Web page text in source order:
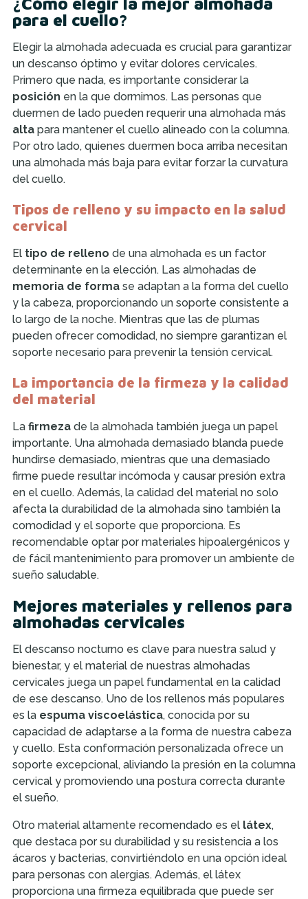
para el cuello?
Elegir la almohada adecuada es crucial para garantizar
un descanso óptimo y evitar dolores cervicales.
Primero que nada, es importante considerar la
posición en la que dormimos. Las personas que
duermen de lado pueden requerir una almohada más
alta para mantener el cuello alineado con la columna.
Por otro lado, quienes duermen boca arriba necesitan
una almohada más baja para evitar forzar la curvatura
del cuello.
Tipos de relleno y su impacto en la salud
cervical
El tipo de relleno de una almohada es un factor
determinante en la elección. Las almohadas de
memoria de forma se adaptan a la forma del cuello
y la cabeza, proporcionando un soporte consistente a
lo largo de la noche. Mientras que las de plumas
pueden ofrecer comodidad, no siempre garantizan el
soporte necesario para prevenir la tensión cervical.
La importancia de la firmeza y la calidad
del material
La firmeza de la almohada también juega un papel
importante. Una almohada demasiado blanda puede
hundirse demasiado, mientras que una demasiado
firme puede resultar incómoda y causar presión extra
en el cuello. Además, la calidad del material no solo
afecta la durabilidad de la almohada sino también la
comodidad y el soporte que proporciona. Es
recomendable optar por materiales hipoalergénicos y
de fácil mantenimiento para promover un ambiente de
sueño saludable.
Mejores materiales y rellenos para
almohadas cervicales
El descanso nocturno es clave para nuestra salud y
bienestar, y el material de nuestras almohadas
cervicales juega un papel fundamental en la calidad
de ese descanso. Uno de los rellenos más populares
es la espuma viscoelástica, conocida por su
capacidad de adaptarse a la forma de nuestra cabeza
y cuello. Esta conformación personalizada ofrece un
soporte excepcional, aliviando la presión en la columna
cervical y promoviendo una postura correcta durante
el sueño.
Otro material altamente recomendado es el látex,
que destaca por su durabilidad y su resistencia a los
ácaros y bacterias, convirtiéndolo en una opción ideal
para personas con alergias. Además, el látex
proporciona una firmeza equilibrada que puede ser